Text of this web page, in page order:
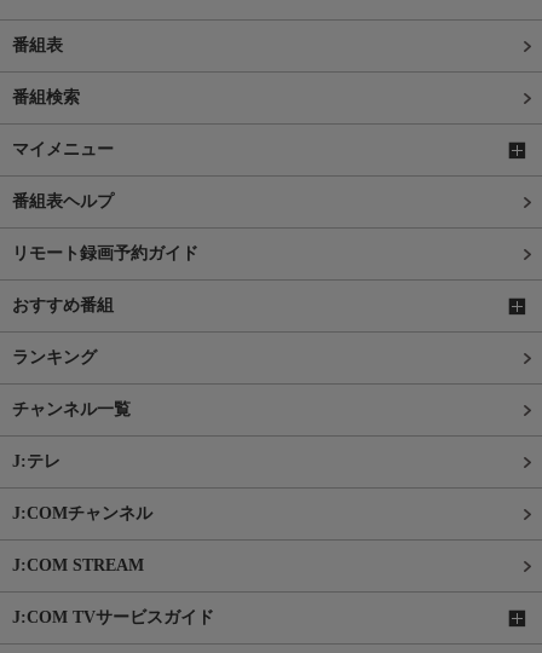
番組表
番組検索
マイメニュー
番組表ヘルプ
リモート録画予約ガイド
おすすめ番組
ランキング
チャンネル一覧
J:テレ
J:COMチャンネル
J:COM STREAM
J:COM TVサービスガイド